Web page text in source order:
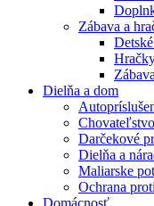
Zábava a
Dielňa a dom
Chovateľstvo
Darčekové
Dielňa a
Maliarske
Ochrana
Domácnosť